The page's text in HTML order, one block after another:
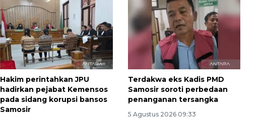
Hakim perintahkan JPU
hadirkan pejabat Kemensos
pada sidang korupsi bansos
Samosir
Terdakwa eks Kadis PMD
Samosir soroti perbedaan
penanganan tersangka
5 Agustus 2026 09:33
Ekonomi triwulan II-2026
tumbuh 5,29 persen